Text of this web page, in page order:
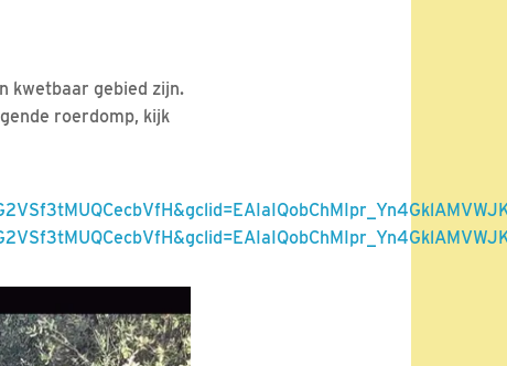
kwetbaar gebied zijn.
roerdomp, kijk